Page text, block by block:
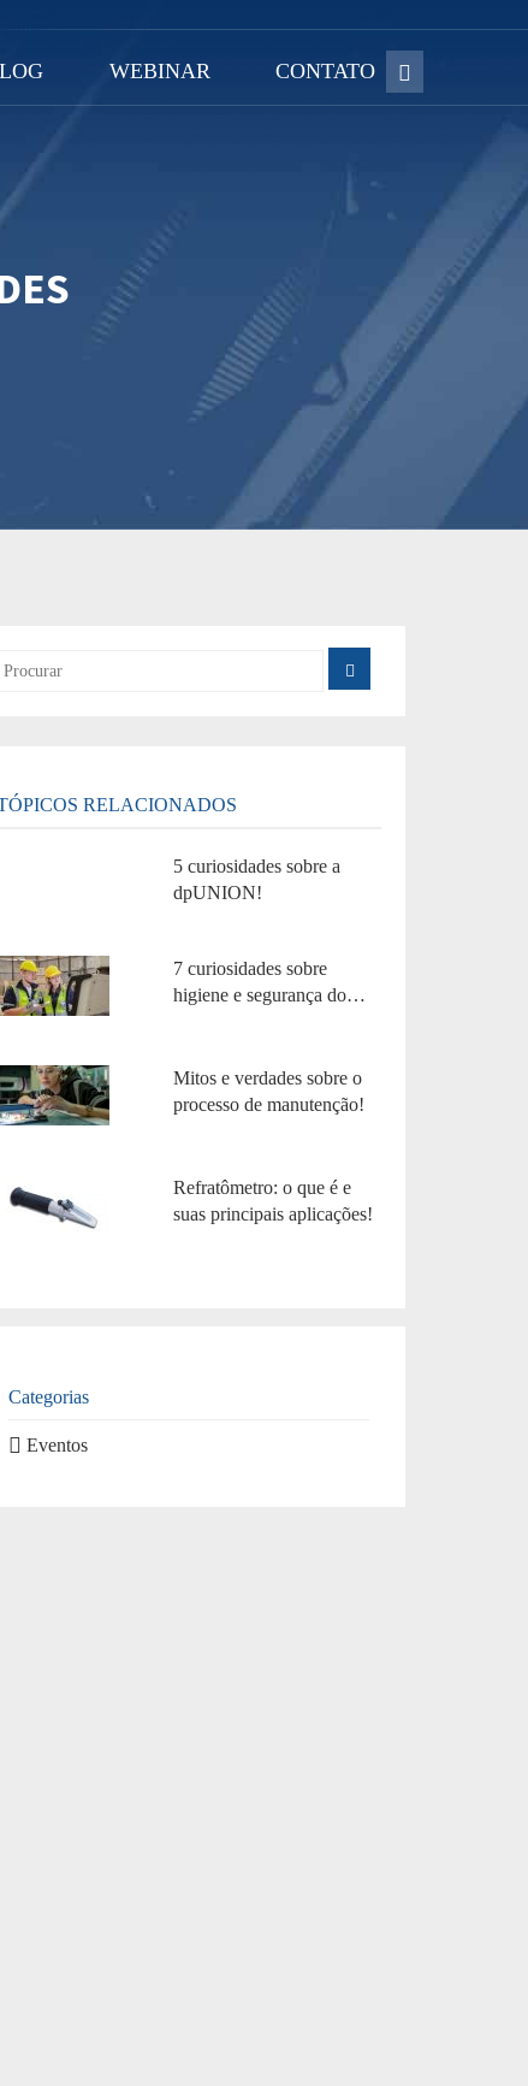
WEBINAR CONTATO
RELACIONADOS
5 curiosidades sobre a
dpUNION!
7 curiosidades sobre
higiene e segurança do
Mitos e verdades sobre o
processo de manutenção!
Refratômetro: o que é e
suas principais aplicações!
Categorias
Eventos